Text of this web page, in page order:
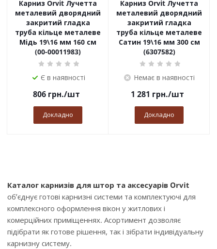
Карниз Orvit Лучетта
металевий дворядний
закритий гладка
труба кільце металеве
Мідь 19\16 мм 160 см
(00-00011983)
Є в наявності
806грн./шт
Докладно
Карниз Orvit Лучетта
металевий дворядний
закритий гладка
труба кільце металеве
Сатин 19\16 мм 300 см
(6307582)
Немає в наявності
1 281 грн./шт
Докладно
Каталог карнизів для штор та аксесуарів Orvit
об’єднує готові карнизні системи та комплектуючі для
комплексного оформлення вікон у житлових і
комерційних приміщеннях. Асортимент дозволяє
підібрати як готове рішення, так і зібрати індивідуальну
карнизну систему.